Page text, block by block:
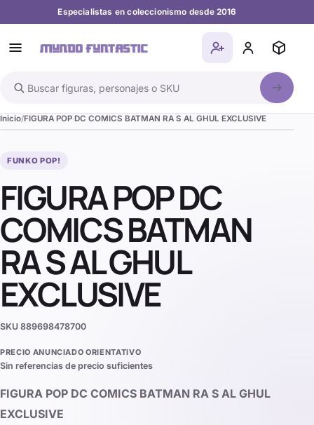
Especialistas en coleccionismo desde 2016
Buscar en el catálogo
Inicio FIGURA POP DC COMICS BATMAN RA S AL GHUL EXCLUSIVE
FUNKO POP!
FIGURA POP DC
COMICS BATMAN
RA S AL GHUL
EXCLUSIVE
SKU 889698478700
PRECIO ANUNCIADO ORIENTATIVO
Sin referencias de precio suficientes
FIGURA POP DC COMICS BATMAN RA S AL GHUL
EXCLUSIVE